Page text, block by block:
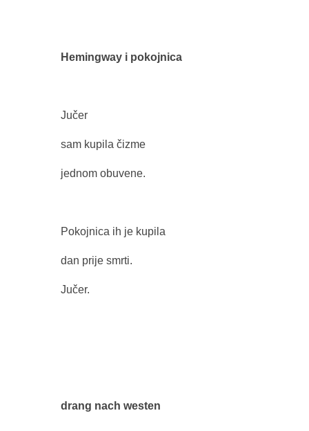
Hemingway i pokojnica
Jučer
sam kupila čizme
jednom obuvene.
Pokojnica ih je kupila
dan prije smrti.
Jučer.
drang nach westen